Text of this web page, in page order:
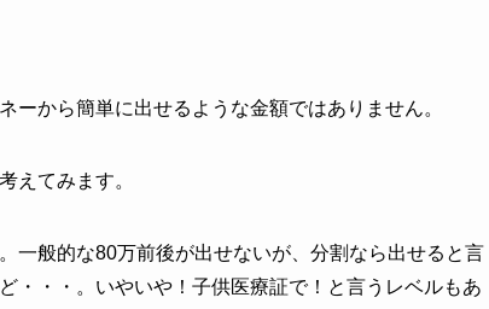
から簡単に出せるような金額ではありません。
えてみます。
一般的な80万前後が出せないが、分割なら出せると言
・・・。いやいや！子供医療証で！と言うレベルもあ